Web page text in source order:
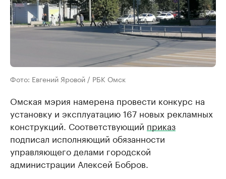
Фото: Евгений Яровой / РБК Омск
Омская мэрия намерена провести конкурс на
установку и эксплуатацию 167 новых рекламных
конструкций. Соответствующий приказ
подписал исполняющий обязанности
управляющего делами городской
администрации Алексей Бобров.